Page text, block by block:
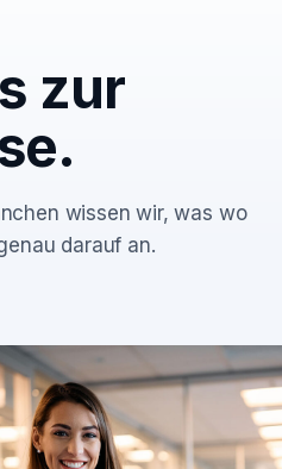
zur
wissen wir, was wo
darauf an.